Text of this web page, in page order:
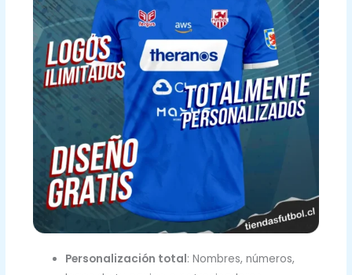
Personalización total: Nombres, números,